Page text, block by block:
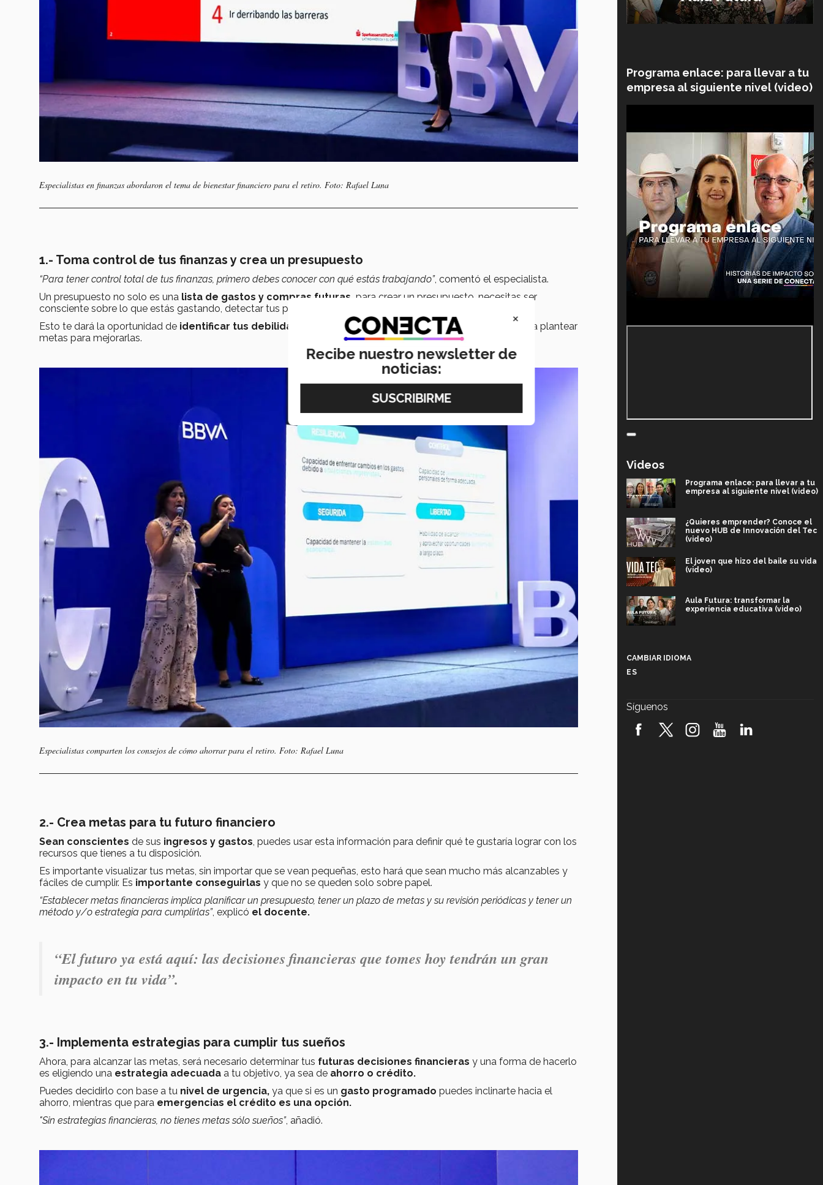
Especialistas en finanzas abordaron el tema de bienestar financiero para el retiro. Foto: Rafael Luna
1.- Toma control de tus finanzas y crea un presupuesto
“Para tener control total de tus finanzas, primero debes conocer con qué estás trabajando”, comentó el especialista.
Un presupuesto no solo es una lista de gastos y compras futuras, para crear un presupuesto, necesitas ser
consciente sobre lo que estás gastando, detectar tus patrones de consumo y hacerte la pregunta.
Esto te dará la oportunidad de identificar tus debilidades y fortalezas financieras , además de ayudarte a plantear
metas para mejorarlas.
Especialistas comparten los consejos de cómo ahorrar para el retiro. Foto: Rafael Luna
2.- Crea metas para tu futuro financiero
Sean conscientes de sus ingresos y gastos, puedes usar esta información para definir qué te gustaría lograr con los
recursos que tienes a tu disposición.
Es importante visualizar tus metas, sin importar que se vean pequeñas, esto hará que sean mucho más alcanzables y
fáciles de cumplir. Es importante conseguirlas y que no se queden solo sobre papel.
“Establecer metas financieras implica planificar un presupuesto, tener un plazo de metas y su revisión periódicas y tener un
método y/o estrategia para cumplirlas”, explicó el docente.
“El futuro ya está aquí: las decisiones financieras que tomes hoy tendrán un gran
impacto en tu vida”.
3.- Implementa estrategias para cumplir tus sueños
Ahora, para alcanzar las metas, será necesario determinar tus futuras decisiones financieras y una forma de hacerlo
es eligiendo una estrategia adecuada a tu objetivo, ya sea de ahorro o crédito.
Puedes decidirlo con base a tu nivel de urgencia, ya que si es un gasto programado puedes inclinarte hacia el
ahorro, mientras que para emergencias el crédito es una opción.
"Sin estrategias financieras, no tienes metas sólo sueños”, añadió.
Programa enlace: para llevar a tu
empresa al siguiente nivel (video)
Videos
Programa enlace: para llevar a tu
empresa al siguiente nivel (video)
¿Quieres emprender? Conoce el
nuevo HUB de Innovación del Tec
(video)
El joven que hizo del baile su vida
(video)
Aula Futura: transformar la
experiencia educativa (video)
robótica FIRST 2026! (video)
CAMBIAR IDIOMA
ES
Síguenos
×
Recibe nuestro newsletter de
noticias: